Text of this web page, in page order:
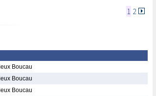
1 2
Boucau
Boucau
Boucau